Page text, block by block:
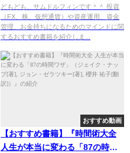
い”（ルイーズ・L・ヘイ[著], 住
友 進[翻訳]）』の紹介
どもども、サムドルフィンです＾＾ 投資
（FX、株、仮想通貨）や資産運用、資金
管理、お金持ちになるためのマインドに関
するおすすめ書籍を紹介しま...
おすすめ動画
【おすすめ書籍】『時間術大全
人生が本当に変わる「87の時間